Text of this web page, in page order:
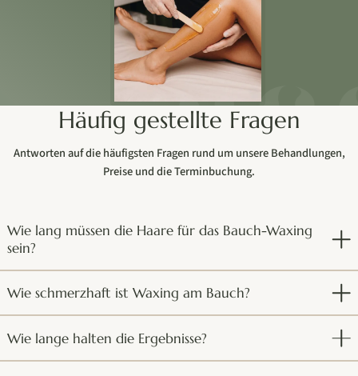
Häufig gestellte Fragen
Antworten auf die häufigsten Fragen rund um unsere Behandlungen,
Preise und die Terminbuchung.
Wie lang müssen die Haare für das Bauch-Waxing
sein?
Wie schmerzhaft ist Waxing am Bauch?
Wie lange halten die Ergebnisse?